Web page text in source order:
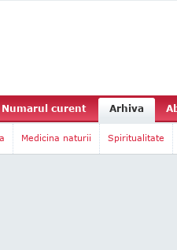
Numarul curent Arhiva
Medicina naturii Spiritualitate